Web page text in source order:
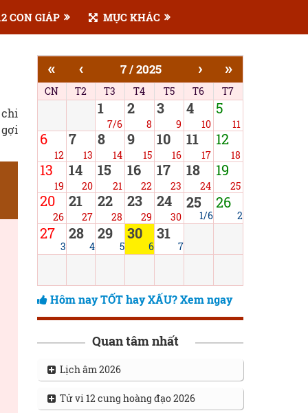
CON GIÁP MỤC KHÁC
« ‹ 7 / 2025 › »
CN T2 T3 T4 T5 T6 T7
1
7/6
2
8
3
9
4
10
5
11
6
12
7
13
8
14
9
15
10
16
11
17
12
18
13
19
14
20
15
21
16
22
17
23
18
24
19
25
20
26
21
27
22
28
23
29
24
30
25
1/6
26
2
27
3
28
4
29
5
30
6
31
7
Hôm nay TỐT hay XẤU? Xem ngay
Quan tâm nhất
Lịch âm 2026
Tử vi 12 cung hoàng đạo 2026